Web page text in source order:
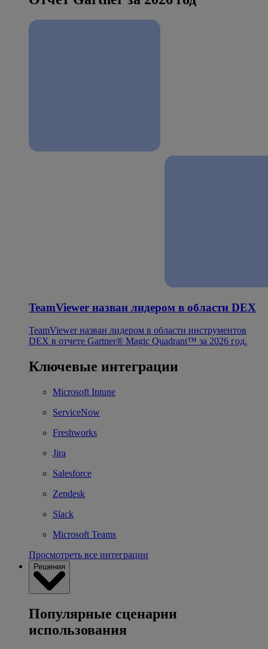
TeamViewer назван лидером в области DEX
TeamViewer назван лидером в области инструментов
DEX в отчете Gartner® Magic Quadrant™ за 2026 год.
Ключевые интеграции
Microsoft Intune
ServiceNow
Freshworks
Jira
Salesforce
Zendesk
Slack
Microsoft Teams
Просмотреть все интеграции
Решения
Популярные сценарии
использования